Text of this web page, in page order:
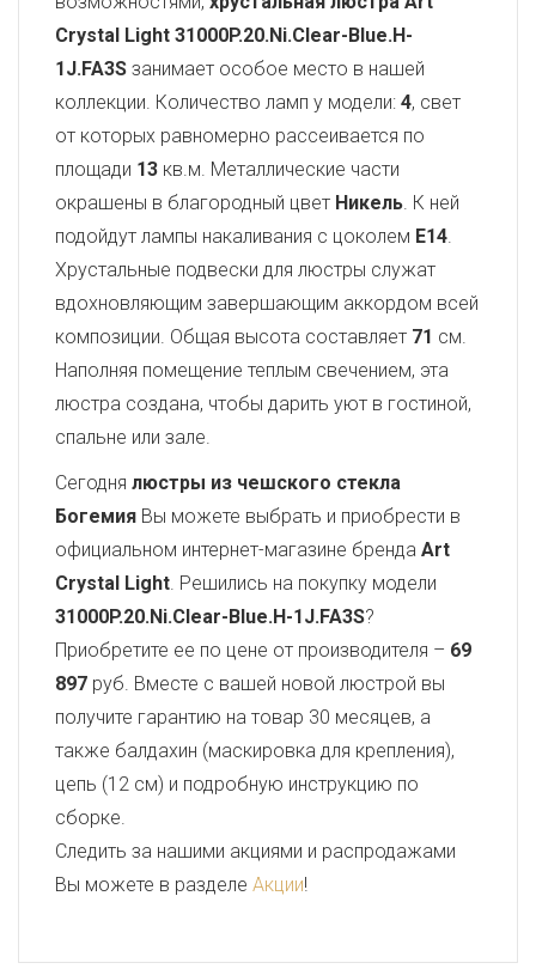
Crystal Light 31000P.20.Ni.Clear-Blue.H-
1J.FA3S занимает особое место в нашей
коллекции. Количество ламп у модели: 4, свет
от которых равномерно рассеивается по
площади 13 кв.м. Металлические части
окрашены в благородный цвет Никель. К ней
подойдут лампы накаливания с цоколем E14.
Хрустальные подвески для люстры служат
вдохновляющим завершающим аккордом всей
композиции. Общая высота составляет 71 см.
Наполняя помещение теплым свечением, эта
люстра создана, чтобы дарить уют в гостиной,
спальне или зале.
Сегодня люстры из чешского стекла
Богемия Вы можете выбрать и приобрести в
официальном интернет-магазине бренда Art
Crystal Light. Решились на покупку модели
31000P.20.Ni.Clear-Blue.H-1J.FA3S?
Приобретите ее по цене от производителя – 69
897 руб. Вместе с вашей новой люстрой вы
получите гарантию на товар 30 месяцев, а
также балдахин (маскировка для крепления),
цепь (12 см) и подробную инструкцию по
сборке.
Следить за нашими акциями и распродажами
Вы можете в разделе Акции!